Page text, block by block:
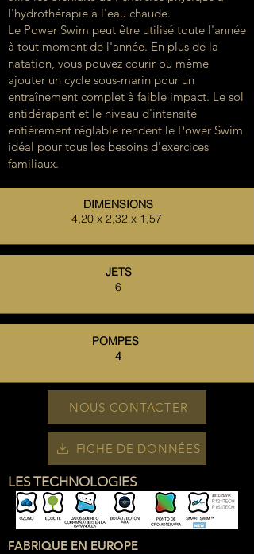
l'hydrothérapie à l'eau chaude.
Le Power Swim peut être utilisé toute l'année
à tout moment de l'année. En plus de la
natation, vous pouvez courir ou même
ajouter un cycle sous-marin pour un
entraînement complet à faible impact. Le sol
antidérapant et le niveau d'intensité
entièrement réglable rendent le Power Swim
idéal pour tous les besoins d'exercices
familiaux.
DIMENSIONS
4,20 x 2,32 x 1,57
JETS
6
POMPES
4
NOUS CONTACTER
FICHE DE DONNÉES
LES TECHNOLOGIES
FABRIQUE EN EUROPE